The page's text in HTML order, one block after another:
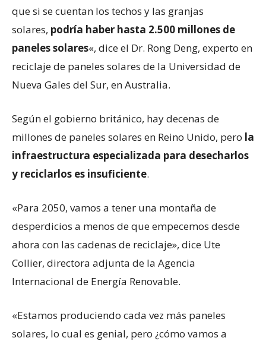
que si se cuentan los techos y las granjas
solares, podría haber hasta 2.500 millones de
paneles solares«, dice el Dr. Rong Deng, experto en
reciclaje de paneles solares de la Universidad de
Nueva Gales del Sur, en Australia.
Según el gobierno británico, hay decenas de
millones de paneles solares en Reino Unido, pero la
infraestructura especializada para desecharlos
y reciclarlos es insuficiente.
«Para 2050, vamos a tener una montaña de
desperdicios a menos de que empecemos desde
ahora con las cadenas de reciclaje», dice Ute
Collier, directora adjunta de la Agencia
Internacional de Energía Renovable.
«Estamos produciendo cada vez más paneles
solares, lo cual es genial, pero ¿cómo vamos a